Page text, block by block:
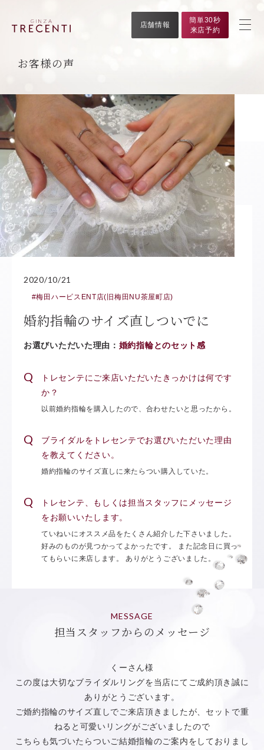
店舗情報
簡単30秒
来店予約
お客様の声
2020/10/21
#梅田ハービスENT店(旧梅田NU茶屋町店)
婚約指輪のサイズ直しついでに
お選びいただいた理由： 婚約指輪とのセット感
トレセンテにご来店いただいたきっかけは何です
か？
以前婚約指輪を購入したので、合わせたいと思ったから。
ブライダルをトレセンテでお選びいただいた理由
を教えてください。
婚約指輪のサイズ直しに来たらつい購入していた。
トレセンテ、もしくは担当スタッフにメッセージ
をお願いいたします。
ていねいにオススメ品をたくさん紹介した下さいました。
好みのものが見つかってよかったです。 また記念日に買っ
てもらいに来店します。 ありがとうございました。
MESSAGE
担当スタッフからのメッセージ
くーさん様
この度は大切なブライダルリングを当店にてご成約頂き誠に
ありがとうございます。
ご婚約指輪のサイズ直しでご来店頂きましたが、セットで重
ねると可愛いリングがございましたので
こちらも気づいたらついご結婚指輪のご案内をしておりまし